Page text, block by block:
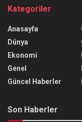
Kategoriler
Anasayfa
Dünya
Ekonomi
Genel
Güncel Haberler
Son Haberler